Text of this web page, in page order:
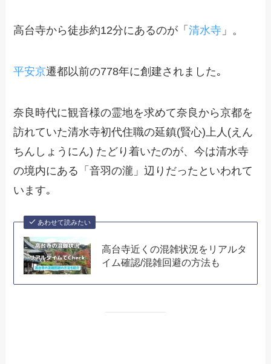
高台寺から徒歩約12分にあるのが「清水寺 」。
平安京遷都以前の778年に創建されました｡
奈良時代に観音様の霊地を求めて奈良から京都を
訪れていた清水寺初代住職の延鎮(賢心)上人(えん
ちんしょうにん) たどり着いたのが、今は清水寺
の境内にある「音羽の瀧」辺りだったといわれて
います｡
あわせて読みたい
高台寺近くの混雑状況をリアルタ
イム確認/混雑回避の方法も